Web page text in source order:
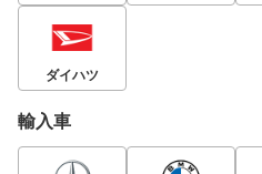
ダイハツ
輸入車